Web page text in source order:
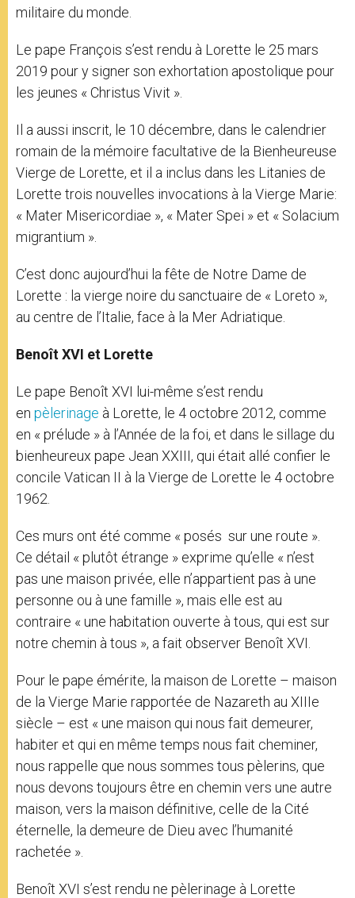
militaire du monde.
Le pape François s’est rendu à Lorette le 25 mars
2019 pour y signer son exhortation apostolique pour
les jeunes « Christus Vivit ».
Il a aussi inscrit, le 10 décembre, dans le calendrier
romain de la mémoire facultative de la Bienheureuse
Vierge de Lorette, et il a inclus dans les Litanies de
Lorette trois nouvelles invocations à la Vierge Marie:
« Mater Misericordiae », « Mater Spei » et « Solacium
migrantium ».
C’est donc aujourd’hui la fête de Notre Dame de
Lorette : la vierge noire du sanctuaire de « Loreto »,
au centre de l’Italie, face à la Mer Adriatique.
Benoît XVI et Lorette
Le pape Benoît XVI lui-même s’est rendu
en pèlerinage à Lorette, le 4 octobre 2012, comme
en « prélude » à l’Année de la foi, et dans le sillage du
bienheureux pape Jean XXIII, qui était allé confier le
concile Vatican II à la Vierge de Lorette le 4 octobre
1962.
Ces murs ont été comme « posés sur une route ».
Ce détail « plutôt étrange » exprime qu’elle « n’est
pas une maison privée, elle n’appartient pas à une
personne ou à une famille », mais elle est au
contraire « une habitation ouverte à tous, qui est sur
notre chemin à tous », a fait observer Benoît XVI.
Pour le pape émérite, la maison de Lorette – maison
de la Vierge Marie rapportée de Nazareth au XIIIe
siècle – est « une maison qui nous fait demeurer,
habiter et qui en même temps nous fait cheminer,
nous rappelle que nous sommes tous pèlerins, que
nous devons toujours être en chemin vers une autre
maison, vers la maison définitive, celle de la Cité
éternelle, la demeure de Dieu avec l’humanité
rachetée ».
Benoît XVI s’est rendu ne pèlerinage à Lorette